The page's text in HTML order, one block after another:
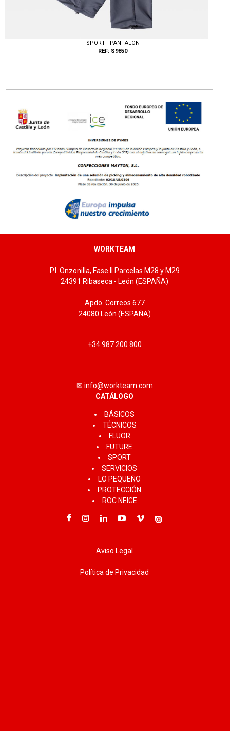
SPORT · PANTALON
REF: S9850
WORKTEAM
P.I. Onzonilla, Fase II Parcelas M28 y M29
24391 Ribaseca - León (ESPAÑA)
Apdo. Correos 677
24080 León (ESPAÑA)
+34 987 200 800
✉ info@workteam.com
CATÁLOGO
BÁSICOS
TÉCNICOS
FLUOR
FUTURE
SPORT
SERVICIOS
LO PEQUEÑO
PROTECCIÓN
ROC NEIGE
Aviso Legal
Política de Privacidad